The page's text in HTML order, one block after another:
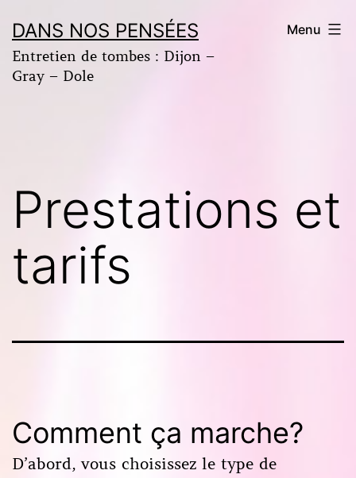
au
contenu
DANS NOS PENSÉES
Entretien de tombes : Dijon –
Gray – Dole
Menu
Prestations et
tarifs
Comment ça marche?
D’abord, vous choisissez le type de